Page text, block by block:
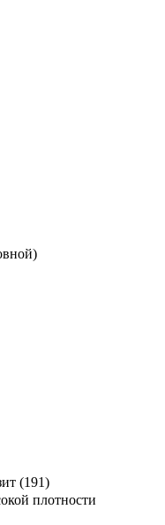
(191)
плотности